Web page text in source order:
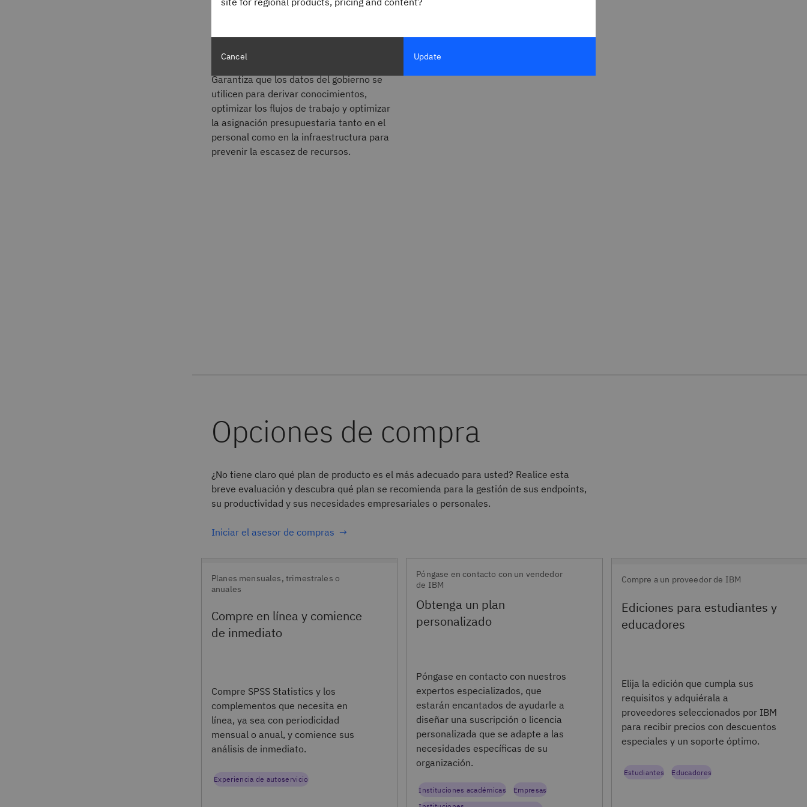
técnicas como el análisis de regresión, las
qué áreas requerirán recursos mayores,
Garantiza que los datos del gobierno se
utilicen para derivar conocimientos,
optimizar los flujos de trabajo y optimizar
la asignación presupuestaria tanto en el
personal como en la infraestructura para
prevenir la escasez de recursos.
¿No tiene claro qué plan de producto es el más adecuado para usted? Realice esta
breve evaluación y descubra qué plan se recomienda para la gestión de sus endpoints,
su productividad y sus necesidades empresariales o personales.
Iniciar el asesor de compras →
Planes mensuales, trimestrales o
anuales
Compre en línea y comience
de inmediato
Compre SPSS Statistics y los
complementos que necesita en
línea, ya sea con periodicidad
mensual o anual, y comience sus
análisis de inmediato.
Experiencia de autoservicio
Póngase en contacto con un vendedor
de IBM
Obtenga un plan
personalizado
Póngase en contacto con nuestros
expertos especializados, que
estarán encantados de ayudarle a
diseñar una suscripción o licencia
personalizada que se adapte a las
necesidades específicas de su
organización.
Instituciones académicas
Empresas
Compre a un proveedor de IBM
Ediciones para estudiantes y
educadores
Elija la edición que cumpla sus
requisitos y adquiérala a
proveedores seleccionados por IBM
para recibir precios con descuentos
especiales y un soporte óptimo.
Estudiantes Educadores
Cancel Update